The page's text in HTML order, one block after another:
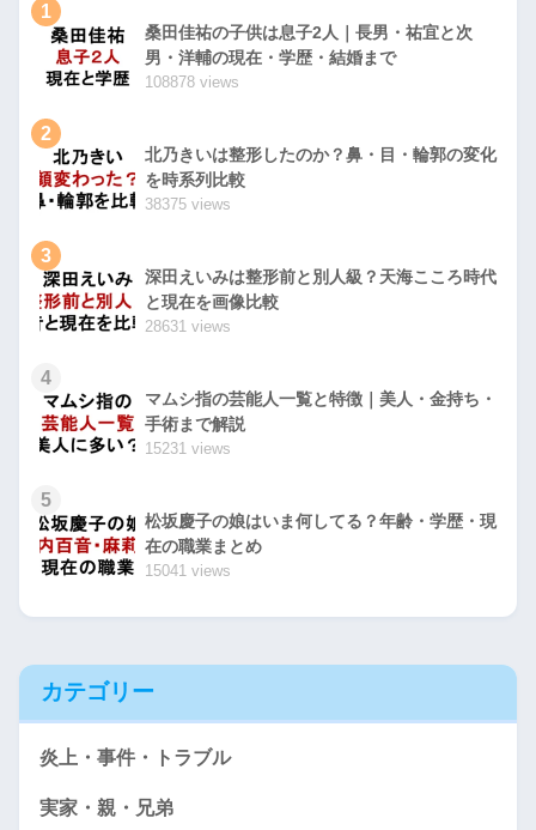
1
桑田佳祐の子供は息子2人｜長男・祐宜と次
男・洋輔の現在・学歴・結婚まで
108878 views
2
北乃きいは整形したのか？鼻・目・輪郭の変化
を時系列比較
38375 views
3
深田えいみは整形前と別人級？天海こころ時代
と現在を画像比較
28631 views
4
マムシ指の芸能人一覧と特徴｜美人・金持ち・
手術まで解説
15231 views
5
松坂慶子の娘はいま何してる？年齢・学歴・現
在の職業まとめ
15041 views
カテゴリー
炎上・事件・トラブル
実家・親・兄弟